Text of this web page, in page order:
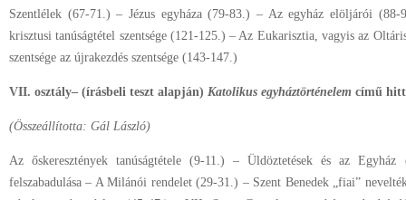
Szentlélek (67-71.) – Jézus egyháza (79-83.) – Az egyház elöljárói
krisztusi tanúságtétel szentsége (121-125.) – Az Eukarisztia, vagyis az
szentsége az újrakezdés szentsége (143-147.)
VII. osztály– (írásbeli teszt alapján) Katolikus egyháztörténelem című
(Összeállította: Gál László)
Az őskeresztények tanúságtétele (9-11.) – Üldöztetések és az
felszabadulása – A Milánói rendelet (29-31.) – Szent Benedek „fiai”